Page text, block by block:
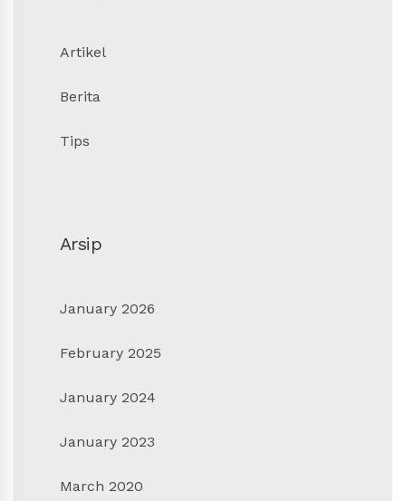
Artikel
Berita
Tips
Arsip
January 2026
February 2025
January 2024
January 2023
March 2020